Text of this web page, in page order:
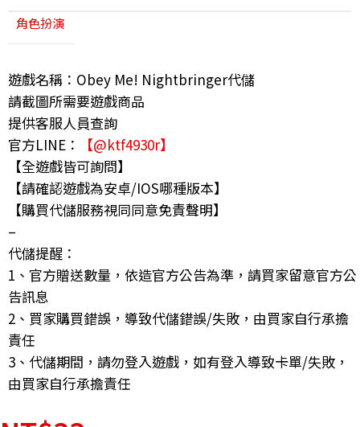
角色扮演
遊戲名稱：Obey Me! Nightbringer代儲
請截圖所需要遊戲商品
提供客服人員查詢
官方LINE：
【@ktf4930r】
【全遊戲皆可詢問】
【請確認遊戲為安卓/IOS哪種版本】
【購買代儲服務視同同意免責聲明】
–
代儲提醒：
1、官方贈送數量，依造官方公告為準，請買家留意官方公
告訊息
2、買家購買錯誤，導致代儲錯誤/失敗，由買家自行承擔
責任
3、代儲期間，請勿登入遊戲，如有登入導致卡單/失敗，
由買家自行承擔責任